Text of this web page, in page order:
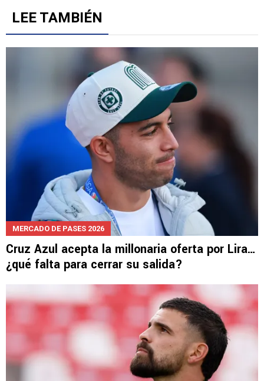
LEE TAMBIÉN
Cruz Azul acepta la millonaria oferta por Lira…
¿qué falta para cerrar su salida?